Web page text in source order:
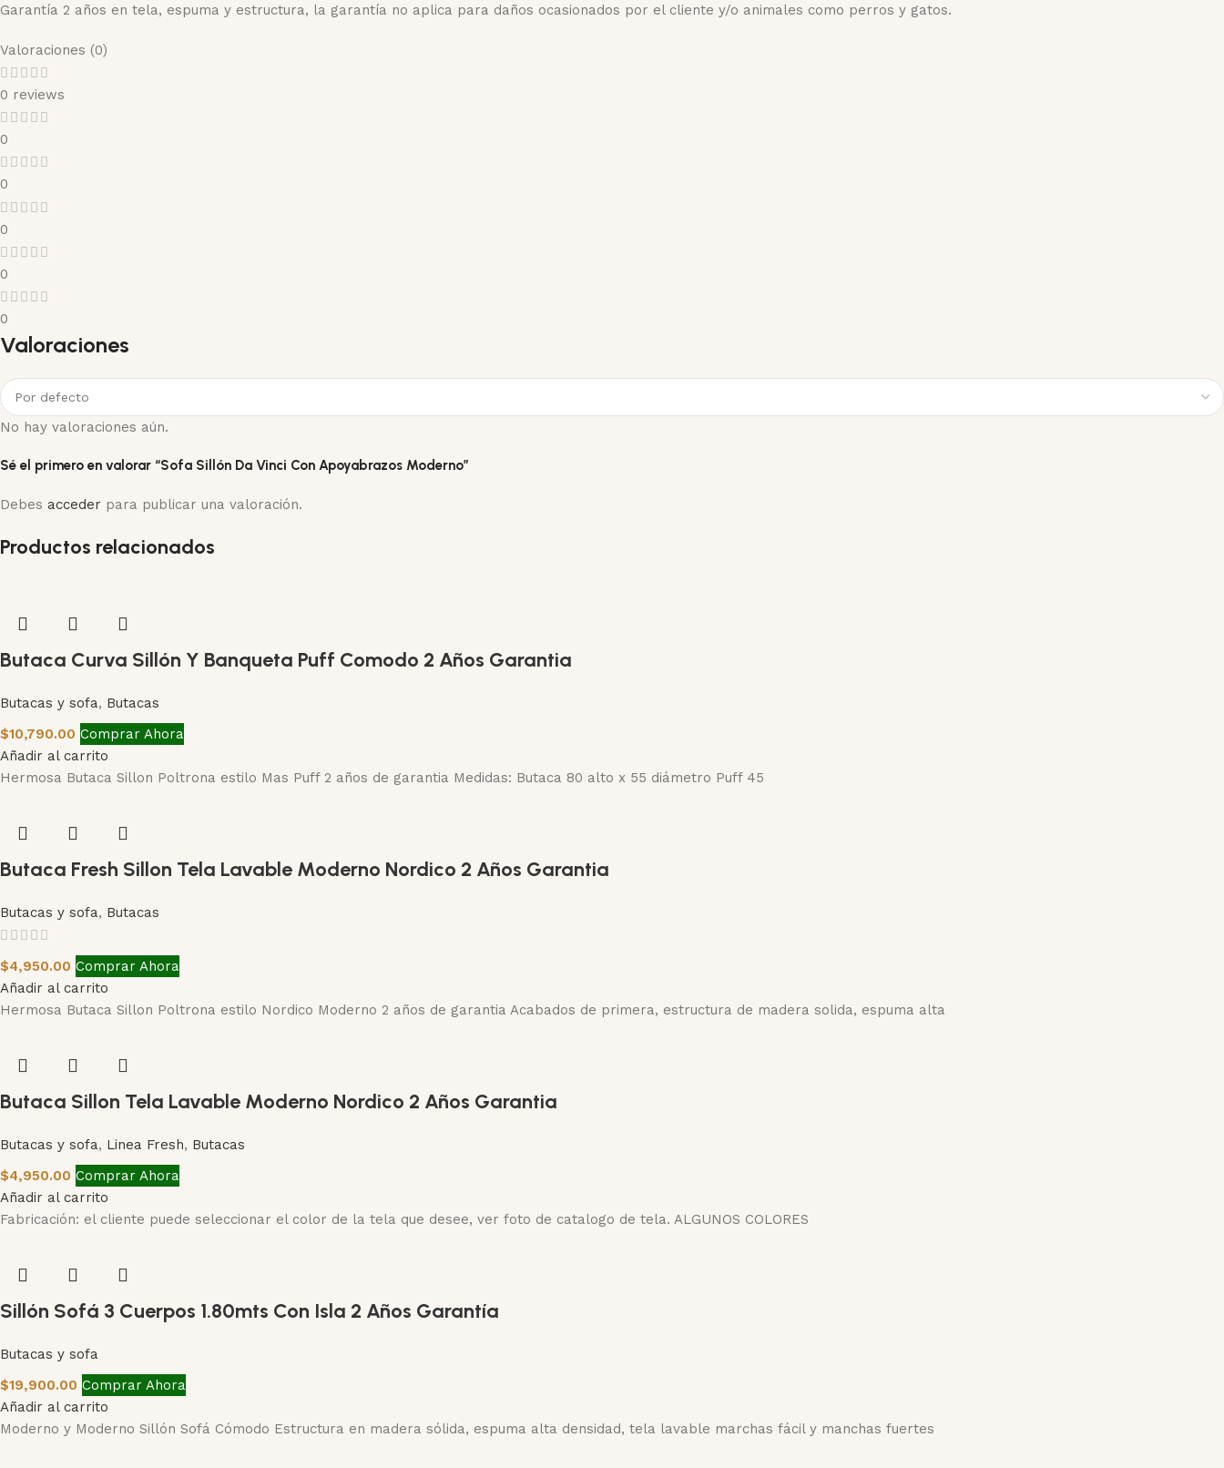
Garantía 2 años en tela, espuma y estructura, la garantía no aplica para daños ocasionados por el cliente y/o animales como perros y gatos.
Valoraciones (0)
0 reviews
0
0
0
0
0
Valoraciones
No hay valoraciones aún.
Sé el primero en valorar “Sofa Sillón Da Vinci Con Apoyabrazos Moderno”
Debes acceder para publicar una valoración.
Productos relacionados
Butaca Curva Sillón Y Banqueta Puff Comodo 2 Años Garantia
Butacas y sofa, Butacas
$10,790.00 Comprar Ahora
Añadir al carrito
Hermosa Butaca Sillon Poltrona estilo Mas Puff 2 años de garantia Medidas: Butaca 80 alto x 55 diámetro Puff 45
Butaca Fresh Sillon Tela Lavable Moderno Nordico 2 Años Garantia
Butacas y sofa, Butacas
$4,950.00 Comprar Ahora
Añadir al carrito
Hermosa Butaca Sillon Poltrona estilo Nordico Moderno 2 años de garantia Acabados de primera, estructura de madera solida, espuma alta
Butaca Sillon Tela Lavable Moderno Nordico 2 Años Garantia
Butacas y sofa, Linea Fresh, Butacas
$4,950.00 Comprar Ahora
Añadir al carrito
Fabricación: el cliente puede seleccionar el color de la tela que desee, ver foto de catalogo de tela. ALGUNOS COLORES
Sillón Sofá 3 Cuerpos 1.80mts Con Isla 2 Años Garantía
Butacas y sofa
$19,900.00 Comprar Ahora
Añadir al carrito
Moderno y Moderno Sillón Sofá Cómodo Estructura en madera sólida, espuma alta densidad, tela lavable marchas fácil y manchas fuertes